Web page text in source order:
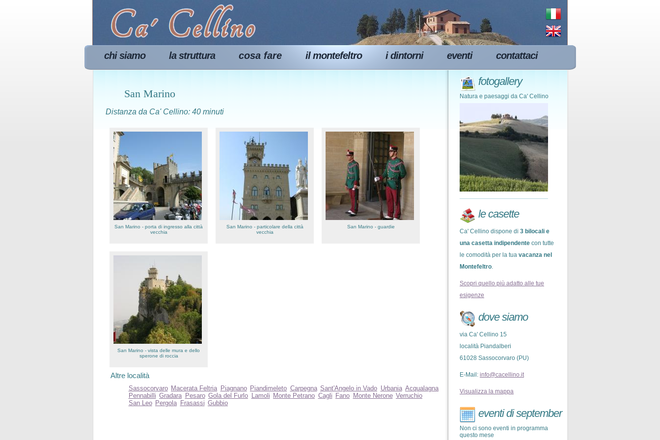
chi siamo la struttura cosa fare il montefeltro i dintorni eventi contattaci
San Marino
Distanza da Ca' Cellino: 40 minuti
San Marino - porta di ingresso alla città
vecchia
San Marino - particolare della città
vecchia
San Marino - guardie
San Marino - vista delle mura e dello
sperone di roccia
Altre località
Sassocorvaro Macerata Feltria Piagnano Piandimeleto Carpegna Sant'Angelo in Vado Urbania Acqualagna
Pennabilli Gradara Pesaro Gola del Furlo Lamoli Monte Petrano Cagli Fano Monte Nerone Verruchio
San Leo Pergola Frasassi Gubbio
fotogallery
Natura e paesaggi da Ca' Cellino
le casette
Ca' Cellino dispone di 3 bilocali e
una casetta indipendente con tutte
le comodità per la tua vacanza nel
Montefeltro.
Scopri quello più adatto alle tue
esigenze
dove siamo
via Ca' Cellino 15
località Piandalberi
61028 Sassocorvaro (PU)
E-Mail: info@cacellino.it
Visualizza la mappa
eventi di september
Non ci sono eventi in programma
questo mese